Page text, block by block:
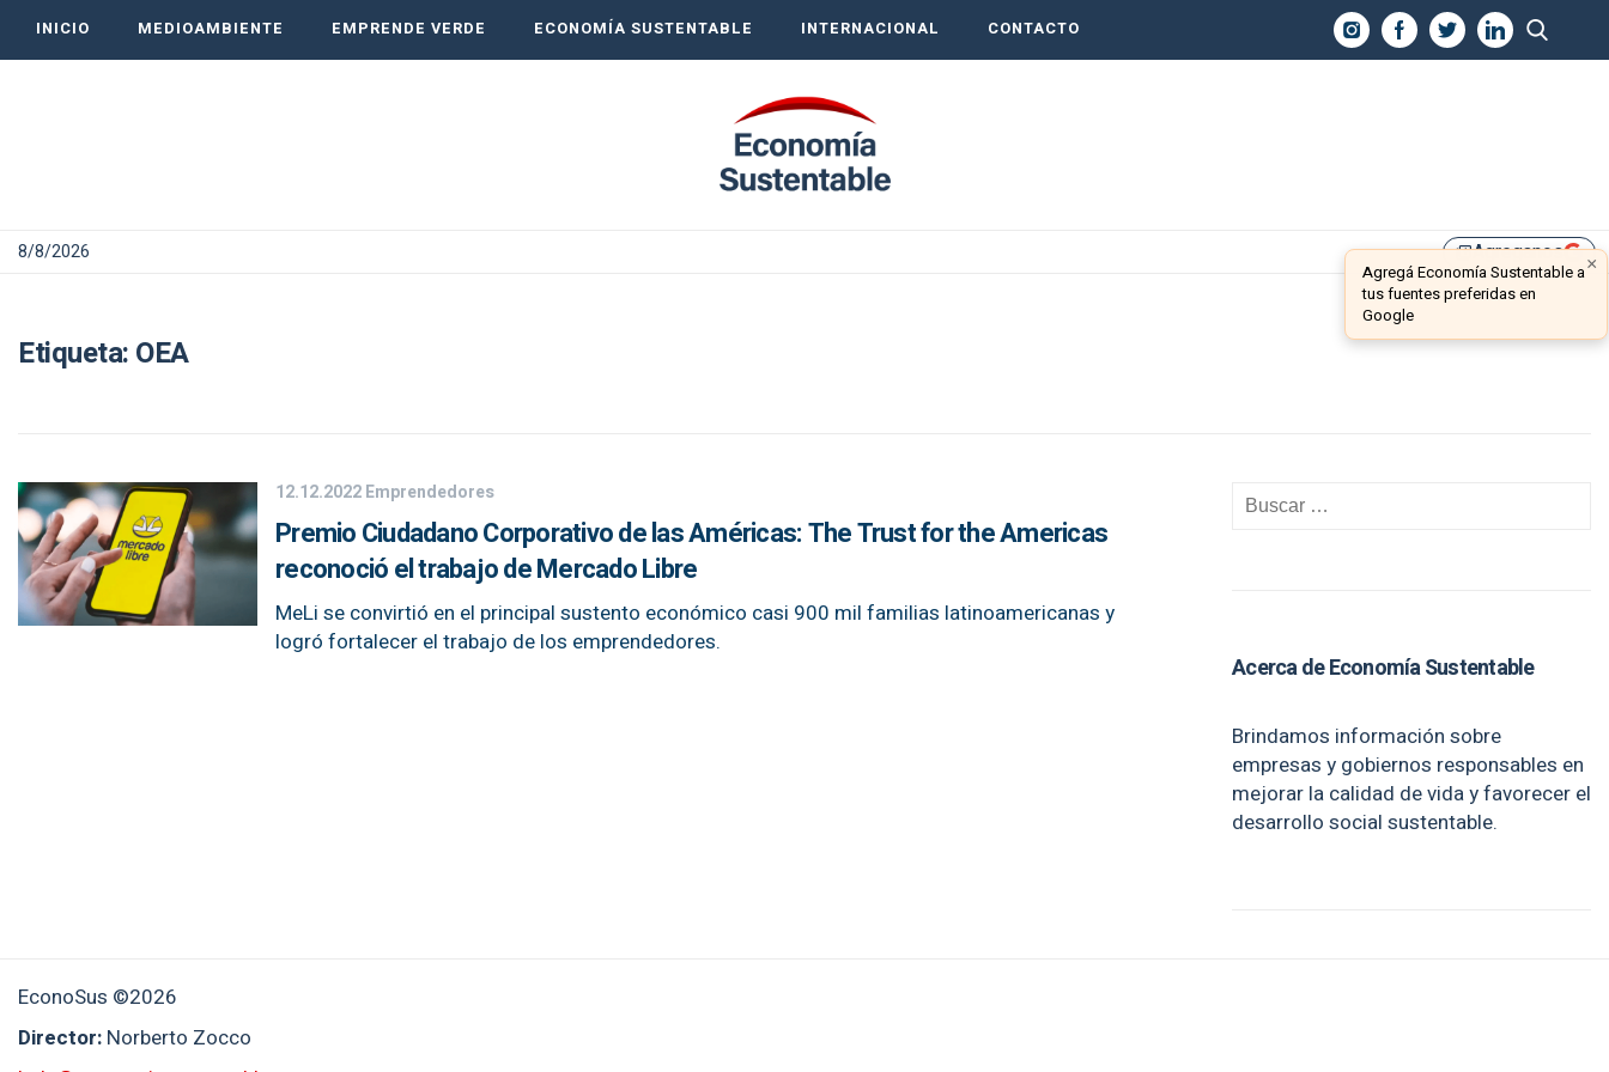
INICIO MEDIOAMBIENTE EMPRENDE VERDE ECONOMÍA SUSTENTABLE INTERNACIONAL CONTACTO
8/8/2026 library_addAgreganos ×
Agregá Economía Sustentable a
tus fuentes preferidas en
Google
Etiqueta: OEA
12.12.2022Emprendedores
Premio Ciudadano Corporativo de las Américas: The Trust for the Americas
reconoció el trabajo de Mercado Libre
MeLi se convirtió en el principal sustento económico casi 900 mil familias latinoamericanas y
logró fortalecer el trabajo de los emprendedores.
Acerca de Economía Sustentable
Brindamos información sobre
empresas y gobiernos responsables en
mejorar la calidad de vida y favorecer el
desarrollo social sustentable.
EconoSus ©2026
Director: Norberto Zocco